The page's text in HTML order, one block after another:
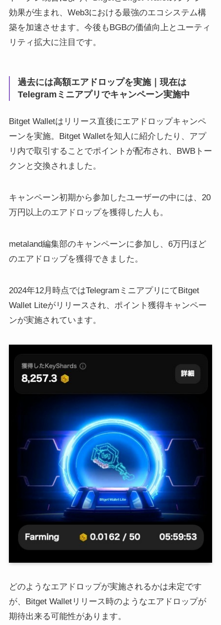
効果が生まれ、Web3における最強のエコシステム構
築を加速させます。今後もBGBの価値向上とユーティ
リティ拡大に注目です。
過去には高額エアドロップを実施｜現在は
Telegramミニアプリでキャンペーン実施中
Bitget Walletはリリース直後にエアドロップキャンペ
ーンを実施。Bitget Walletを知人に紹介したり、アプ
リ内で取引することでポイントが配布され、BWBトー
クンと交換されました。
キャンペーン初期から参加したユーザーの中には、20
万円以上のエアドロップを獲得した人も。
metaland編集部のキャンペーンに参加し、6万円ほど
のエアドロップを獲得できました。
2024年12月時点ではTelegramミニアプリにてBitget
Wallet Liteがリリースされ、ポイント獲得キャンペー
ンが実施されています。
どのようなエアドロップが実施されるかは未定です
が、Bitget Walletリリース時のようなエアドロップが
期待出来る可能性があります。